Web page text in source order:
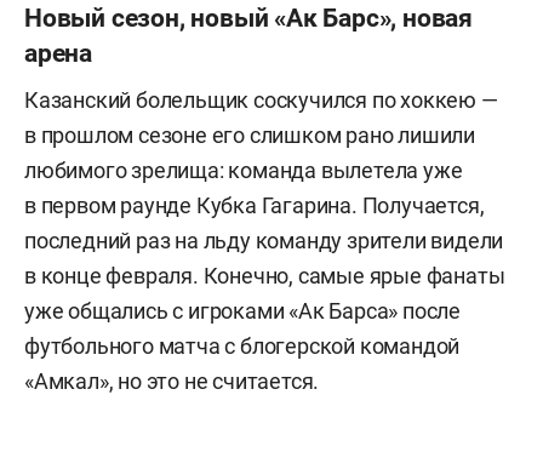
Новый сезон, новый «Ак Барс», новая
арена
Казанский болельщик соскучился по хоккею —
в прошлом сезоне его слишком рано лишили
любимого зрелища: команда вылетела уже
в первом раунде Кубка Гагарина. Получается,
последний раз на льду команду зрители видели
в конце февраля. Конечно, самые ярые фанаты
уже общались с игроками «Ак Барса» после
футбольного матча с блогерской командой
«Амкал», но это не считается.